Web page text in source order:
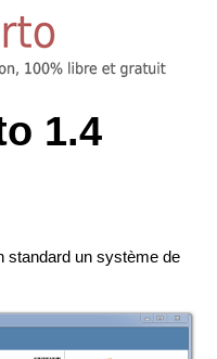
1.4
standard un système de